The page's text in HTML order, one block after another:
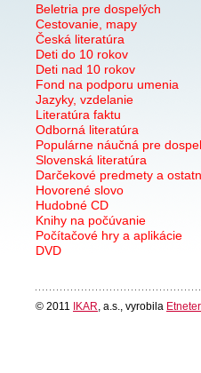
Beletria pre dospelých
Cestovanie, mapy
Česká literatúra
Deti do 10 rokov
Deti nad 10 rokov
Fond na podporu umenia
Jazyky, vzdelanie
Literatúra faktu
Odborná literatúra
Populárne náučná pre
Slovenská literatúra
Darčekové predmety a
Hovorené slovo
Hudobné CD
Knihy na počúvanie
Počítačové hry a aplikácie
DVD
© 2011 IKAR , a.s., vyrobila